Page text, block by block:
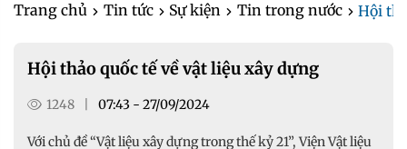
Trang chủ Tin tức Sự kiện Tin trong nước Hội
Hội thảo quốc tế về vật liệu xây dựng
1248 07:43 - 27/09/2024
Với chủ đề “Vật liệu xây dựng trong thế kỷ 21”, Viện Vật liệu